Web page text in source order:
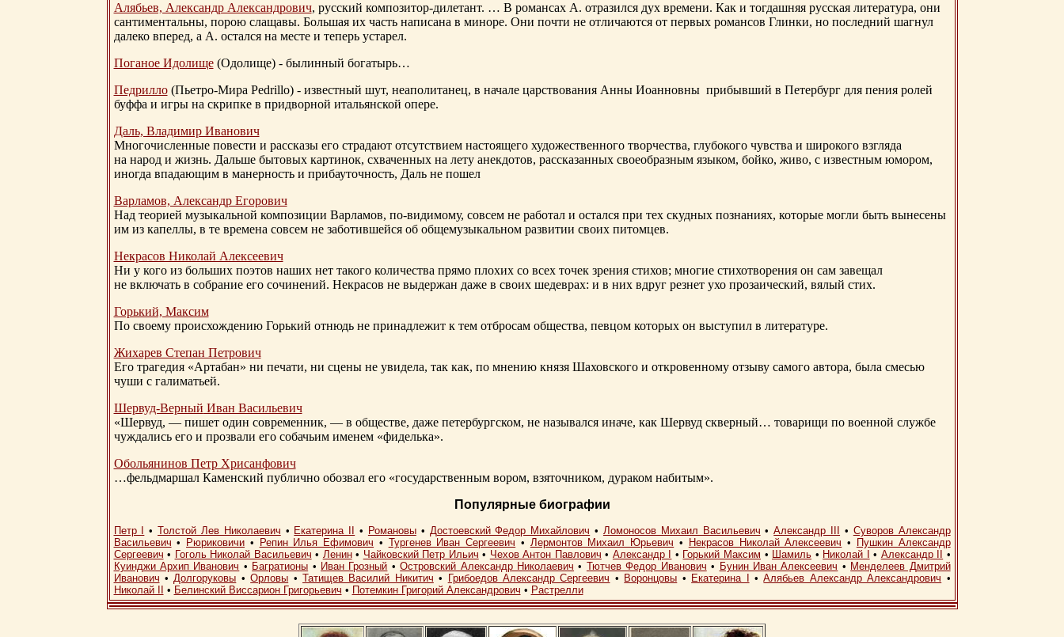
Алябьев, Александр Александрович, русский композитор-дилетант. … В романсах А. отразился дух времени. Как и тогдашняя русская литература, они
сантиментальны, порою слащавы. Большая их часть написана в миноре. Они почти не отличаются от первых романсов Глинки, но последний шагнул
далеко вперед, а А. остался на месте и теперь устарел.
Поганое Идолище(Одолище) - былинный богатырь…
Педрилло(Пьетро-Мира Pedrillo) - известный шут, неаполитанец, в начале царствования Анны Иоанновны прибывший в Петербург для пения ролей
буффа и игры на скрипке в придворной итальянской опере.
Даль, Владимир Иванович
Многочисленные повести и рассказы его страдают отсутствием настоящего художественного творчества, глубокого чувства и широкого взгляда
на народ и жизнь. Дальше бытовых картинок, схваченных на лету анекдотов, рассказанных своеобразным языком, бойко, живо, с известным юмором,
иногда впадающим в манерность и прибауточность, Даль не пошел
Варламов, Александр Егорович
Над теорией музыкальной композиции Варламов, по-видимому, совсем не работал и остался при тех скудных познаниях, которые могли быть вынесены
им из капеллы, в те времена совсем не заботившейся об общемузыкальном развитии своих питомцев.
Некрасов Николай Алексеевич
Ни у кого из больших поэтов наших нет такого количества прямо плохих со всех точек зрения стихов; многие стихотворения он сам завещал
не включать в собрание его сочинений. Некрасов не выдержан даже в своих шедеврах: и в них вдруг резнет ухо прозаический, вялый стих.
Горький, Максим
По своему происхождению Горький отнюдь не принадлежит к тем отбросам общества, певцом которых он выступил в литературе.
Жихарев Степан Петрович
Его трагедия «Артабан» ни печати, ни сцены не увидела, так как, по мнению князя Шаховского и откровенному отзыву самого автора, была смесью
чуши с галиматьей.
Шервуд-Верный Иван Васильевич
«Шервуд, — пишет один современник, — в обществе, даже петербургском, не назывался иначе, как Шервуд скверный… товарищи по военной службе
чуждались его и прозвали его собачьим именем «фиделька».
Обольянинов Петр Хрисанфович
…фельдмаршал Каменский публично обозвал его «государственным вором, взяточником, дураком набитым».
Популярные биографии
Петр I •Толстой Лев Николаевич • Екатерина II • Романовы• Достоевский Федор Михайлович • Ломоносов Михаил Васильевич •Александр III • Суворов Александр
Васильевич • Рюриковичи • Репин Илья Ефимович • Тургенев Иван Сергеевич • Лермонтов Михаил Юрьевич • Некрасов Николай Алексеевич •
Пушкин Александр
Сергеевич • Гоголь Николай Васильевич • Ленин• Чайковский Петр Ильич • Чехов Антон Павлович • Александр I • Горький Максим • Шамиль • Николай I • Александр II
•
Куинджи Архип Иванович • Багратионы • Иван Грозный •Островский Александр Николаевич • Тютчев Федор Иванович • Бунин Иван Алексеевич • Менделеев Дмитрий
Иванович •Долгоруковы •Орловы • Татищев Василий Никитич • Грибоедов Александр Сергеевич • Воронцовы • Екатерина I •Алябьев Александр Александрович •
Николай II
• Белинский Виссарион Григорьевич • Потемкин Григорий Александрович • Растрелли